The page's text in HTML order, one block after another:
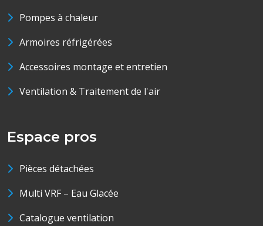
Pompes à chaleur
Armoires réfrigérées
Accessoires montage et entretien
Ventilation & Traitement de l'air
Espace pros
Pièces détachées
Multi VRF – Eau Glacée
Catalogue ventilation